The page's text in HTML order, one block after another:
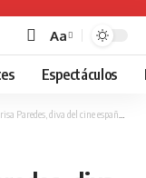
Font
Resizer
Aa
Espectáculos
Paredes, diva del cine español?